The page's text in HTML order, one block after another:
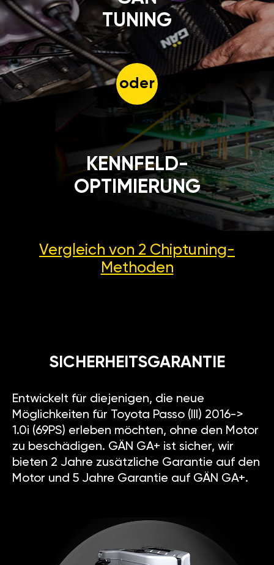
TUNING
oder
KENNFELD-
OPTIMIERUNG
Vergleich von 2 Chiptuning-
Methoden
SICHERHEITSGARANTIE
Entwickelt für diejenigen, die neue
Möglichkeiten für Toyota Passo (III) 2016->
1.0i (69PS) erleben möchten, ohne den Motor
zu beschädigen. GÄN GA+ ist sicher, wir
bieten 2 Jahre zusätzliche Garantie auf den
Motor und 5 Jahre Garantie auf GÄN GA+.